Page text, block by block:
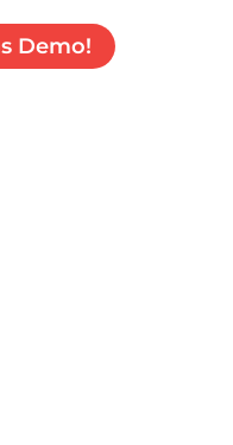
Demo!